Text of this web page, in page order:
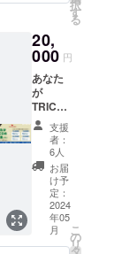
は文字
のみと
させて
いただ
き、記
載サイ
ズに関
しまし
ては支
援者様
の人数
に応じ
て変わ
るもの
てお届
けしま
うざい
製造業
営業許
可 5中
健衞食
第28号
令和5年
4月24
日〜令
和12年4
月30日
トした
てぬぐ
作いた
しま
す。 デ
ザイン
に関し
まして
は出来
上がり
次第公
開いた
しま
す。 返
×6+α ＋
αにつき
まして
は決定
次第公
開させ
ていた
だきま
す。ご
期待く
ださ
い。
「原材
料及び
添加物
等の食
択
す
る
20,
000 円
あなた
が
TRICO
の救世
主プラ
ン プロ
ジェク
ト参加
の感謝
を込め
て、オ
リジナ
ルグッ
支援
者：
6人
お届
け予
定：
2024
年05
月
こ
の
リ